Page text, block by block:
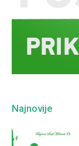
Najnovije